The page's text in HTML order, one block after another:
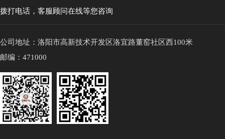
拨打电话，客服顾问在线等您咨询
公司地址：洛阳市高新技术开发区洛宜路董窑社区西100米
邮编：471000